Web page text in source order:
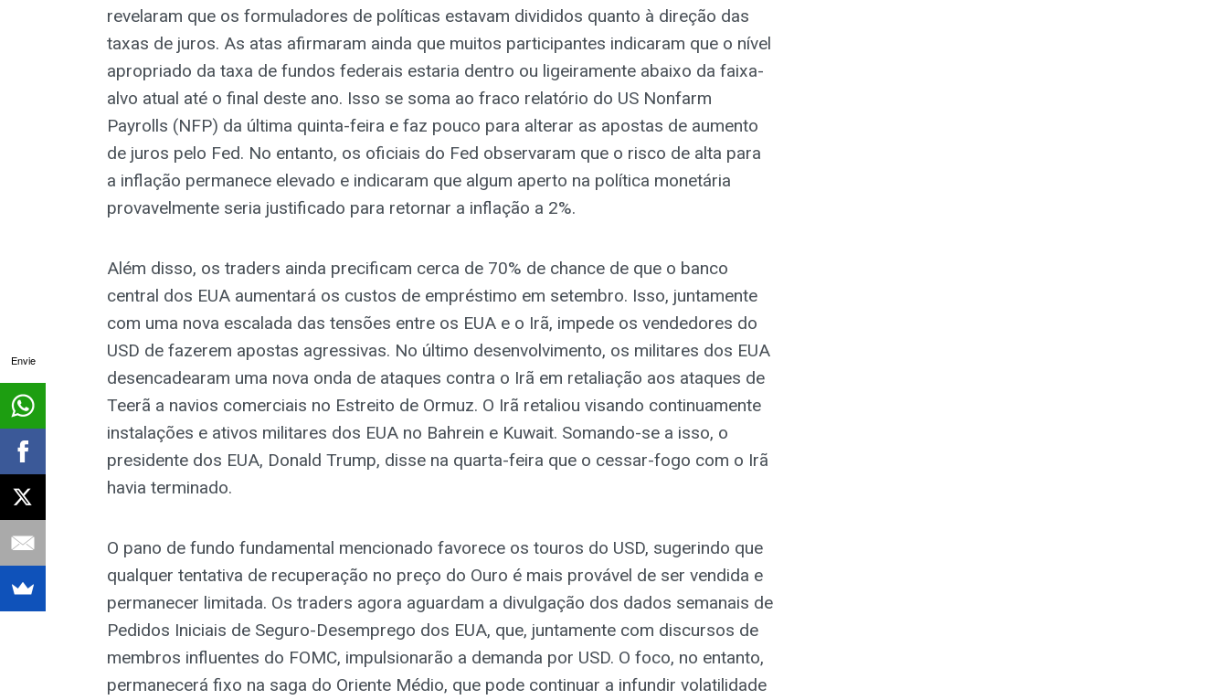
revelaram que os formuladores de políticas estavam divididos quanto à direção das
taxas de juros. As atas afirmaram ainda que muitos participantes indicaram que o nível
apropriado da taxa de fundos federais estaria dentro ou ligeiramente abaixo da faixa-
alvo atual até o final deste ano. Isso se soma ao fraco relatório do US Nonfarm
Payrolls (NFP) da última quinta-feira e faz pouco para alterar as apostas de aumento
de juros pelo Fed. No entanto, os oficiais do Fed observaram que o risco de alta para
a inflação permanece elevado e indicaram que algum aperto na política monetária
provavelmente seria justificado para retornar a inflação a 2%.
Além disso, os traders ainda precificam cerca de 70% de chance de que o banco
central dos EUA aumentará os custos de empréstimo em setembro. Isso, juntamente
com uma nova escalada das tensões entre os EUA e o Irã, impede os vendedores do
USD de fazerem apostas agressivas. No último desenvolvimento, os militares dos EUA
desencadearam uma nova onda de ataques contra o Irã em retaliação aos ataques de
Teerã a navios comerciais no Estreito de Ormuz. O Irã retaliou visando continuamente
instalações e ativos militares dos EUA no Bahrein e Kuwait. Somando-se a isso, o
presidente dos EUA, Donald Trump, disse na quarta-feira que o cessar-fogo com o Irã
havia terminado.
O pano de fundo fundamental mencionado favorece os touros do USD, sugerindo que
qualquer tentativa de recuperação no preço do Ouro é mais provável de ser vendida e
permanecer limitada. Os traders agora aguardam a divulgação dos dados semanais de
Pedidos Iniciais de Seguro-Desemprego dos EUA, que, juntamente com discursos de
membros influentes do FOMC, impulsionarão a demanda por USD. O foco, no entanto,
permanecerá fixo na saga do Oriente Médio, que pode continuar a infundir volatilidade
Envie